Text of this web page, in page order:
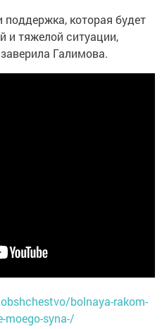
которая будет
и тяжелой ситуации,
Галимова.
bolnaya-rakom-
moego-syna-/